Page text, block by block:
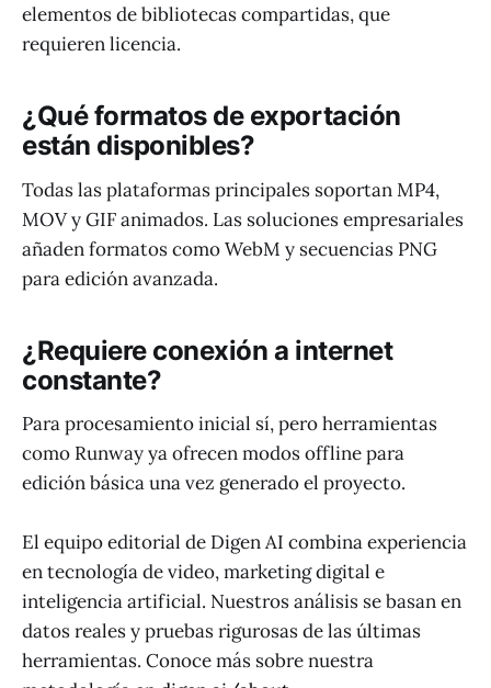
elementos de bibliotecas compartidas, que
requieren licencia.
¿Qué formatos de exportación
están disponibles?
Todas las plataformas principales soportan MP4,
MOV y GIF animados. Las soluciones empresariales
añaden formatos como WebM y secuencias PNG
para edición avanzada.
¿Requiere conexión a internet
constante?
Para procesamiento inicial sí, pero herramientas
como Runway ya ofrecen modos offline para
edición básica una vez generado el proyecto.
El equipo editorial de Digen AI combina experiencia
en tecnología de video, marketing digital e
inteligencia artificial. Nuestros análisis se basan en
datos reales y pruebas rigurosas de las últimas
herramientas. Conoce más sobre nuestra